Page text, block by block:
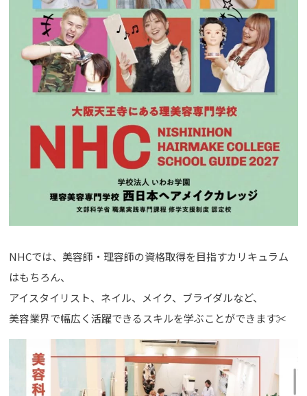
NHCでは、美容師・理容師の資格取得を目指すカリキュラム
はもちろん、
アイスタイリスト、ネイル、メイク、ブライダルなど、
美容業界で幅広く活躍できるスキルを学ぶことができます✂︎